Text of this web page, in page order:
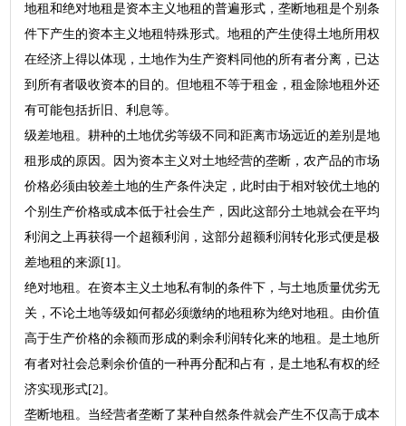
地租和绝对地租是资本主义地租的普遍形式，垄断地租是个别条
件下产生的资本主义地租特殊形式。地租的产生使得土地所用权
在经济上得以体现，土地作为生产资料同他的所有者分离，已达
到所有者吸收资本的目的。但地租不等于租金，租金除地租外还
有可能包括折旧、利息等。
级差地租。耕种的土地优劣等级不同和距离市场远近的差别是地
租形成的原因。因为资本主义对土地经营的垄断，农产品的市场
价格必须由较差土地的生产条件决定，此时由于相对较优土地的
个别生产价格或成本低于社会生产，因此这部分土地就会在平均
利润之上再获得一个超额利润，这部分超额利润转化形式便是极
差地租的来源[1]。
绝对地租。在资本主义土地私有制的条件下，与土地质量优劣无
关，不论土地等级如何都必须缴纳的地租称为绝对地租。由价值
高于生产价格的余额而形成的剩余利润转化来的地租。是土地所
有者对社会总剩余价值的一种再分配和占有，是土地私有权的经
济实现形式[2]。
垄断地租。当经营者垄断了某种自然条件就会产生不仅高于成本